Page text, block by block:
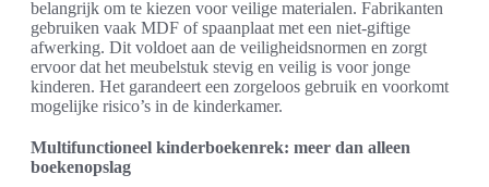
belangrijk om te kiezen voor veilige materialen. Fabrikanten
gebruiken vaak MDF of spaanplaat met een niet-giftige
afwerking. Dit voldoet aan de veiligheidsnormen en zorgt
ervoor dat het meubelstuk stevig en veilig is voor jonge
kinderen. Het garandeert een zorgeloos gebruik en voorkomt
mogelijke risico’s in de kinderkamer.
Multifunctioneel kinderboekenrek: meer dan alleen
boekenopslag